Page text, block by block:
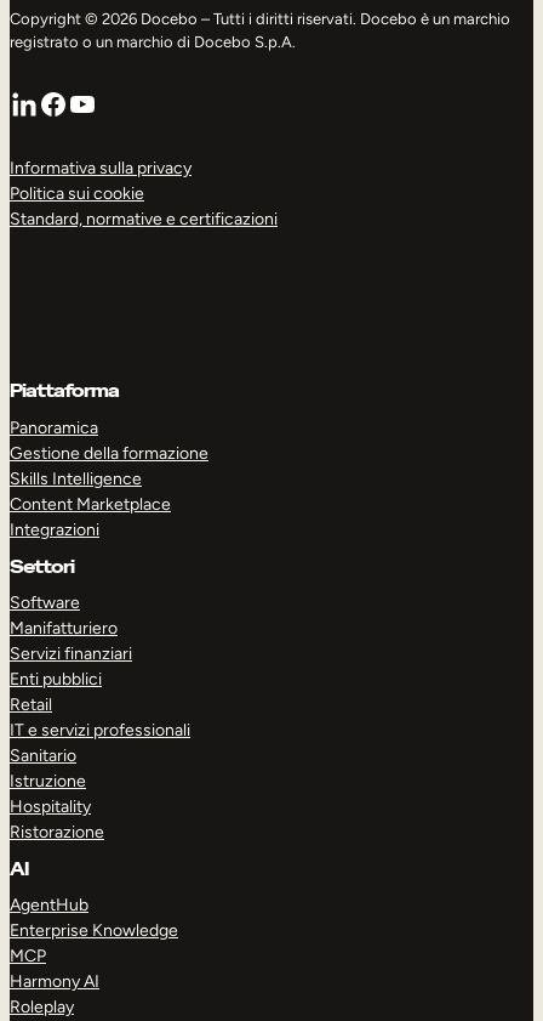
Copyright © 2026 Docebo – Tutti i diritti riservati. Docebo è un marchio
registrato o un marchio di Docebo S.p.A.
LinkedIn
Facebook
YouTube
Informativa sulla privacy
Politica sui cookie
Standard, normative e certificazioni
Piattaforma
Panoramica
Gestione della formazione
Skills Intelligence
Content Marketplace
Integrazioni
Settori
Software
Manifatturiero
Servizi finanziari
Enti pubblici
Retail
IT e servizi professionali
Sanitario
Istruzione
Hospitality
Ristorazione
AI
AgentHub
Enterprise Knowledge
MCP
Harmony AI
Roleplay